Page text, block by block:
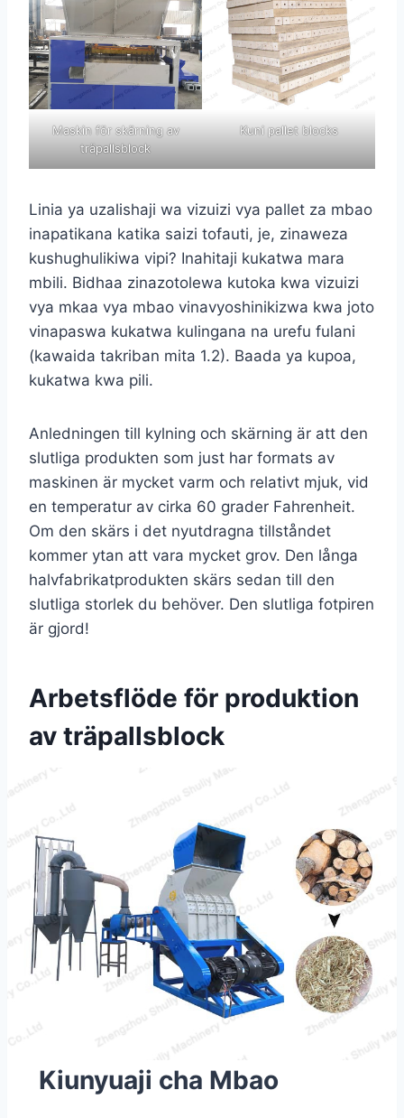
Maskin för skärning av
träpallsblock
Kuni pallet blocks
Linia ya uzalishaji wa vizuizi vya pallet za mbao
inapatikana katika saizi tofauti, je, zinaweza
kushughulikiwa vipi? Inahitaji kukatwa mara
mbili. Bidhaa zinazotolewa kutoka kwa vizuizi
vya mkaa vya mbao vinavyoshinikizwa kwa joto
vinapaswa kukatwa kulingana na urefu fulani
(kawaida takriban mita 1.2). Baada ya kupoa,
kukatwa kwa pili.
Anledningen till kylning och skärning är att den
slutliga produkten som just har formats av
maskinen är mycket varm och relativt mjuk, vid
en temperatur av cirka 60 grader Fahrenheit.
Om den skärs i det nyutdragna tillståndet
kommer ytan att vara mycket grov. Den långa
halvfabrikatprodukten skärs sedan till den
slutliga storlek du behöver. Den slutliga fotpiren
är gjord!
Arbetsflöde för produktion
av träpallsblock
Kiunyuaji cha Mbao